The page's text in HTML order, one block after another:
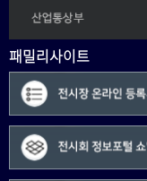
패밀리사이트